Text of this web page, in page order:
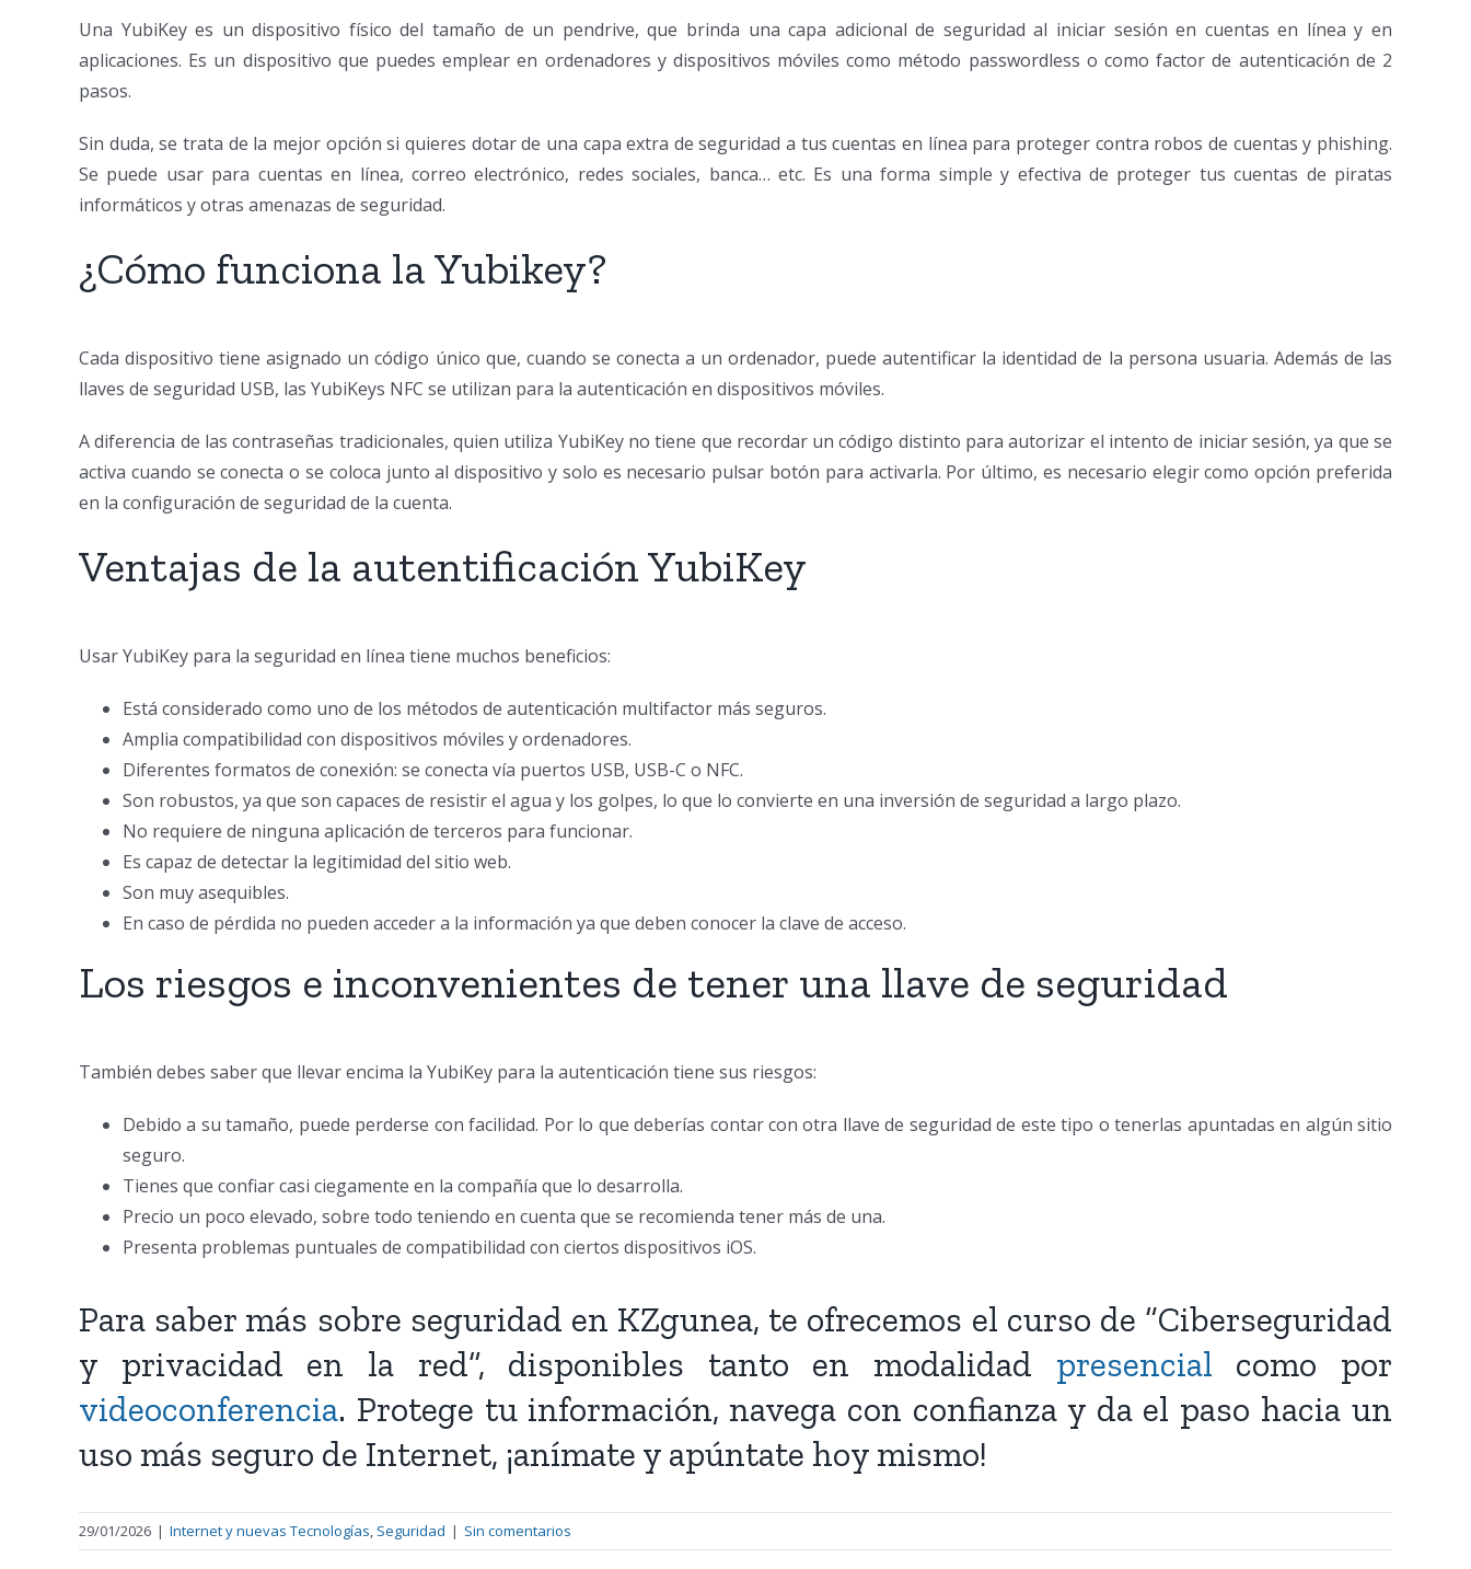
Una YubiKey es un dispositivo físico del tamaño de un pendrive, que brinda una capa adicional de seguridad al iniciar sesión en cuentas en línea y en
aplicaciones. Es un dispositivo que puedes emplear en ordenadores y dispositivos móviles como método passwordless o como factor de autenticación de 2
pasos.
Sin duda, se trata de la mejor opción si quieres dotar de una capa extra de seguridad a tus cuentas en línea para proteger contra robos de cuentas y phishing.
Se puede usar para cuentas en línea, correo electrónico, redes sociales, banca… etc. Es una forma simple y efectiva de proteger tus cuentas de piratas
informáticos y otras amenazas de seguridad.
¿Cómo funciona la Yubikey?
Cada dispositivo tiene asignado un código único que, cuando se conecta a un ordenador, puede autentificar la identidad de la persona usuaria. Además de las
llaves de seguridad USB, las YubiKeys NFC se utilizan para la autenticación en dispositivos móviles.
A diferencia de las contraseñas tradicionales, quien utiliza YubiKey no tiene que recordar un código distinto para autorizar el intento de iniciar sesión, ya que se
activa cuando se conecta o se coloca junto al dispositivo y solo es necesario pulsar botón para activarla. Por último, es necesario elegir como opción preferida
en la configuración de seguridad de la cuenta.
Ventajas de la autentificación YubiKey
Usar YubiKey para la seguridad en línea tiene muchos beneficios:
Está considerado como uno de los métodos de autenticación multifactor más seguros.
Amplia compatibilidad con dispositivos móviles y ordenadores.
Diferentes formatos de conexión: se conecta vía puertos USB, USB-C o NFC.
Son robustos, ya que son capaces de resistir el agua y los golpes, lo que lo convierte en una inversión de seguridad a largo plazo.
No requiere de ninguna aplicación de terceros para funcionar.
Es capaz de detectar la legitimidad del sitio web.
Son muy asequibles.
En caso de pérdida no pueden acceder a la información ya que deben conocer la clave de acceso.
Los riesgos e inconvenientes de tener una llave de seguridad
También debes saber que llevar encima la YubiKey para la autenticación tiene sus riesgos:
Debido a su tamaño, puede perderse con facilidad. Por lo que deberías contar con otra llave de seguridad de este tipo o tenerlas apuntadas en algún sitio
seguro.
Tienes que confiar casi ciegamente en la compañía que lo desarrolla.
Precio un poco elevado, sobre todo teniendo en cuenta que se recomienda tener más de una.
Presenta problemas puntuales de compatibilidad con ciertos dispositivos iOS.
Para saber más sobre seguridad en KZgunea, te ofrecemos el curso de “Ciberseguridad
y privacidad en la red”, disponibles tanto en modalidad presencial como por
videoconferencia. Protege tu información, navega con confianza y da el paso hacia un
uso más seguro de Internet, ¡anímate y apúntate hoy mismo!
29/01/2026 | Internet y nuevas Tecnologías, Seguridad | Sin comentarios